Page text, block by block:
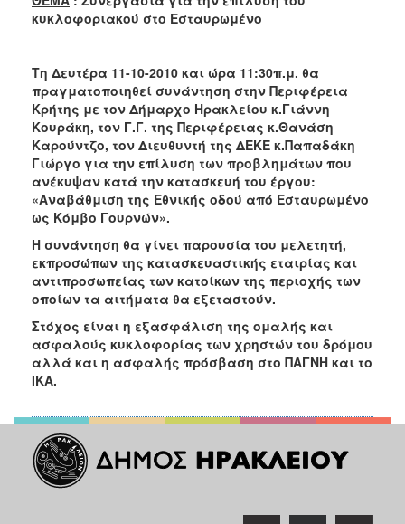
2017
2015
2013
2012
2011
2010
2006
ΤΟΠΟΣ
ΠΟΛΙΤΙΣΜΟΣ
ΑΝΘΕΚΤΙΚΗ
ΠΟΛΗ
κυκλοφοριακού στο Εσταυρωμένο
Τη Δευτέρα 11-10-2010 και ώρα 11:30π.μ. θα
πραγματοποιηθεί συνάντηση στην Περιφέρεια
Κρήτης με τον Δήμαρχο Ηρακλείου κ.Γιάννη
Κουράκη, τον Γ.Γ. της Περιφέρειας κ.Θανάση
Καρούντζο, τον Διευθυντή της ΔΕΚΕ κ.Παπαδάκη
Γιώργο για την επίλυση των προβλημάτων που
ανέκυψαν κατά την κατασκευή του έργου:
«Αναβάθμιση της Εθνικής οδού από Εσταυρωμένο
ως Κόμβο Γουρνών».
Η συνάντηση θα γίνει παρουσία του μελετητή,
εκπροσώπων της κατασκευαστικής εταιρίας και
αντιπροσωπείας των κατοίκων της περιοχής των
οποίων τα αιτήματα θα εξεταστούν.
Στόχος είναι η εξασφάλιση της ομαλής και
ασφαλούς κυκλοφορίας των χρηστών του δρόμου
αλλά και η ασφαλής πρόσβαση στο ΠΑΓΝΗ και το
ΙΚΑ.